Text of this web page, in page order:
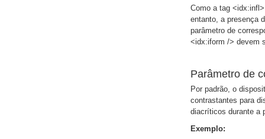
Como a tag
entanto, a presença
parâmetro de
<idx:iform /> devem
Parâmetro de
Por padrão, o
contrastantes para
diacríticos durante a
Exemplo: